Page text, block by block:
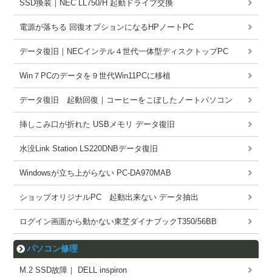
SSD換装｜NEC LL750/H 起動ドライブ交換
電源が落ちる 回復オプションになるHPノートPC
データ復旧｜NECインテル４世代一体型ディスクトップPC
Win７PCのデータを９世代Win11PCに移植
データ復旧 起動回復｜コーヒーをこぼしたノートパソコン
挿しこみ口が折れた USBメモリ データ復旧
水没Link Station LS220DNBデータ復旧
Windowsが立ち上がらない PC-DA970MAB
ショップオリジナルPC 起動出来ない データ抽出
ログイン画面から動かない東芝ダイナブックT350/56BB
パソコン修理
M.2 SSD故障｜ DELL inspiron